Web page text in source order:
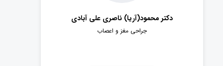
دکتر محمود(آریا) ناصری علی آبادی
جراحی مغز و اعصاب